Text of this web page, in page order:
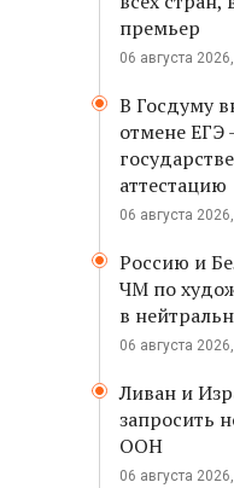
премьер
06 августа
В Госдуму
отмене ЕГЭ
аттестацию
06 августа
Россию и
ЧМ по
в
06 августа
Ливан и
запросить
ООН
06 августа